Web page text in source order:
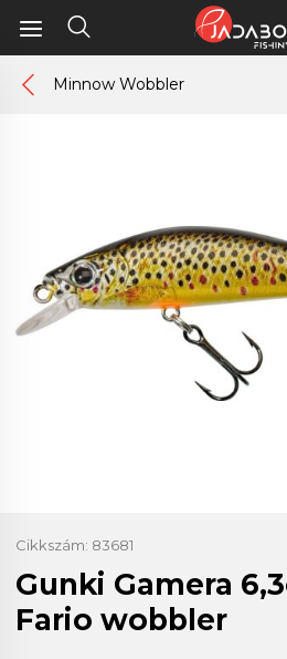
Minnow Wobbler
Cikkszám: 83681
Gunki Gamera
Fario wobbler